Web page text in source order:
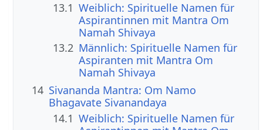
13.1 Weiblich: Spirituelle Namen für
Aspirantinnen mit Mantra Om
Namah Shivaya
13.2 Männlich: Spirituelle Namen für
Aspiranten mit Mantra Om
Namah Shivaya
14 Sivananda Mantra: Om Namo
Bhagavate Sivanandaya
14.1 Weiblich: Spirituelle Namen für